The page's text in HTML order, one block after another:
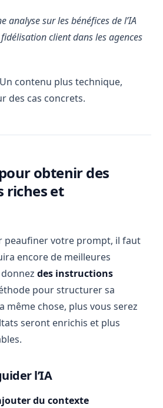
analyse sur les bénéfices de l’IA
client dans les agences
Un contenu plus technique,
des cas concrets.
obtenir des
riches et
peaufiner votre prompt, il faut
encore de meilleures
des instructions
pour structurer sa
même chose, plus vous serez
seront enrichis et plus
l’IA
du contexte